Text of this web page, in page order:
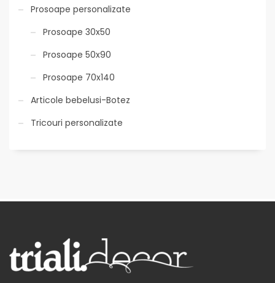
Prosoape personalizate
Prosoape 30x50
Prosoape 50x90
Prosoape 70x140
Articole bebelusi-Botez
Tricouri personalizate